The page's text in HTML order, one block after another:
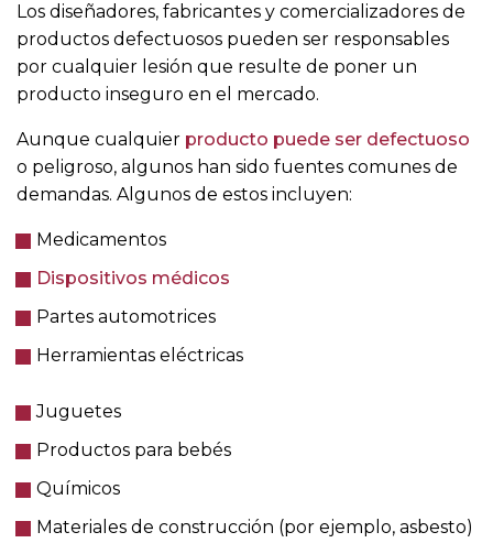
Los diseñadores, fabricantes y comercializadores de
productos defectuosos pueden ser responsables
por cualquier lesión que resulte de poner un
producto inseguro en el mercado.
Aunque cualquier producto puede ser defectuoso
o peligroso, algunos han sido fuentes comunes de
demandas. Algunos de estos incluyen:
Medicamentos
Dispositivos médicos
Partes automotrices
Herramientas eléctricas
Juguetes
Productos para bebés
Químicos
Materiales de construcción (por ejemplo, asbesto)